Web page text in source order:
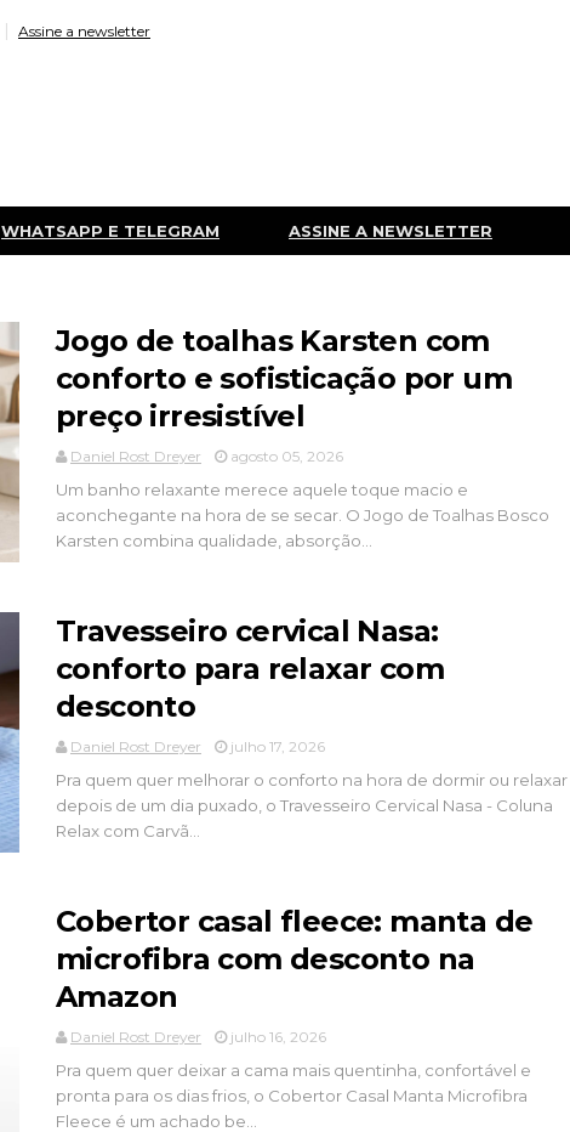
Assine a newsletter
WHATSAPP E TELEGRAM ASSINE A NEWSLETTER
Jogo de toalhas Karsten com
conforto e sofisticação por um
preço irresistível
Daniel Rost Dreyer agosto 05, 2026
Um banho relaxante merece aquele toque macio e
aconchegante na hora de se secar. O Jogo de Toalhas Bosco
Karsten combina qualidade, absorção...
Travesseiro cervical Nasa:
conforto para relaxar com
desconto
Daniel Rost Dreyer julho 17, 2026
Pra quem quer melhorar o conforto na hora de dormir ou relaxar
depois de um dia puxado, o Travesseiro Cervical Nasa - Coluna
Relax com Carvã...
Cobertor casal fleece: manta de
microfibra com desconto na
Amazon
Daniel Rost Dreyer julho 16, 2026
Pra quem quer deixar a cama mais quentinha, confortável e
pronta para os dias frios, o Cobertor Casal Manta Microfibra
Fleece é um achado be...